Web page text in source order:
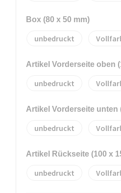
Box (80 x 50 mm)
unbedruckt
Artikel Vorderseite oben
unbedruckt
Artikel Vorderseite unten
unbedruckt
Artikel Rückseite (100 x
unbedruckt